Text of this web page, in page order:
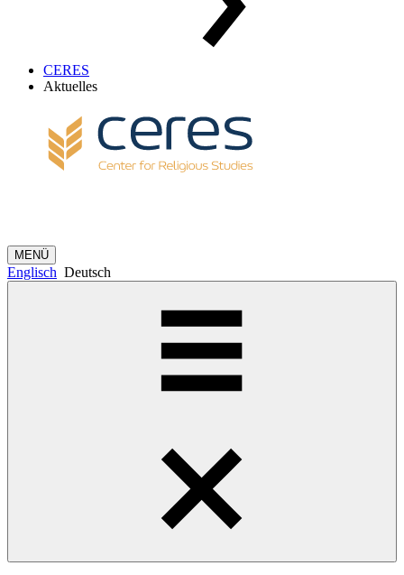
CERES
Aktuelles
MENÜ
Englisch Deutsch